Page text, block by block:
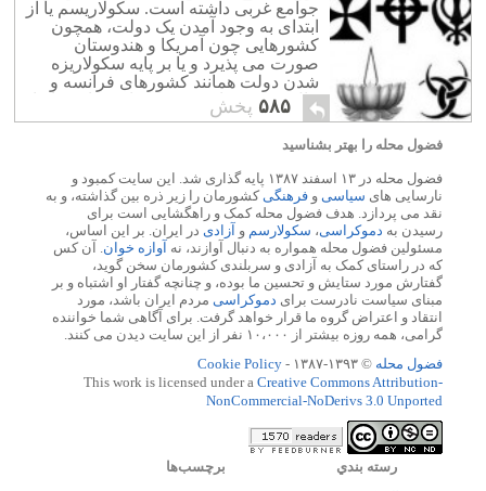
جوامع غربی داشته‌ است. سکولاریسم یا از
ابتدای به وجود آمدن یک دولت، همچون
کشورهایی چون آمریکا و هندوستان
صورت می پذیرد و یا بر پایه سکولاریزه
شدن دولت همانند کشورهای فرانسه و
نپال، نقش پر اهمیت خود را در جامعه ایفا
می نماید.
۵۸۵ پخش
فضول محله را بهتر بشناسید
فضول محله در ۱۳ اسفند ۱۳۸۷ پایه گذاری شد. این سایت کمبود و
نارسایی های سیاسی و فرهنگیکشورمان را زیر ذره بین گذاشته، و به
نقد می پردازد. هدف فضول محله کمک و راهگشایی است برای
رسیدن به دموکراسی، سکولارسم و آزادی در ایران. بر این اساس،
مسئولین فضول محله همواره به دنبال آوازند، نه آوازه خوان. آن کس
که در راستای کمک به آزادی و سربلندی کشورمان سخن گوید،
گفتارش مورد ستایش و تحسین ما بوده، و چنانچه گفتار او اشتباه و بر
مبنای سیاست نادرست برای دموکراسی مردم ایران باشد، مورد
انتقاد و اعتراض گروه ما قرار خواهد گرفت. برای آگاهی شما خواننده
گرامی، همه روزه بیشتر از ۱۰،۰۰۰ نفر از این سایت دیدن می کنند.
فضول محله © ۱۳۹۳-۱۳۸۷ -
Cookie Policy
This work is licensed under a Creative Commons Attribution-
NonCommercial-NoDerivs 3.0 Unported
رسته بندي برچسب‌ها